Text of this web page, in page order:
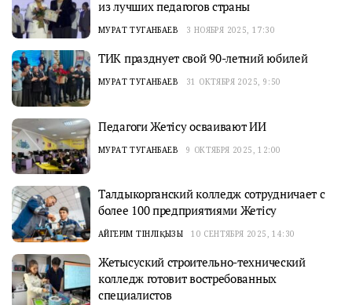
из лучших педагогов страны
МУРАТ ТУГАНБАЕВ 3 НОЯБРЯ 2025, 17:30
ТИК празднует свой 90-летний юбилей
МУРАТ ТУГАНБАЕВ 31 ОКТЯБРЯ 2025, 9:50
Педагоги Жетісу осваивают ИИ
МУРАТ ТУГАНБАЕВ 9 ОКТЯБРЯ 2025, 12:00
Талдыкорганский колледж сотрудничает с
более 100 предприятиями Жетiсу
АЙГЕРІМ ТІНӘЛІҚЫЗЫ 10 СЕНТЯБРЯ 2025, 14:30
Жетысуский строительно-технический
колледж готовит востребованных
специалистов